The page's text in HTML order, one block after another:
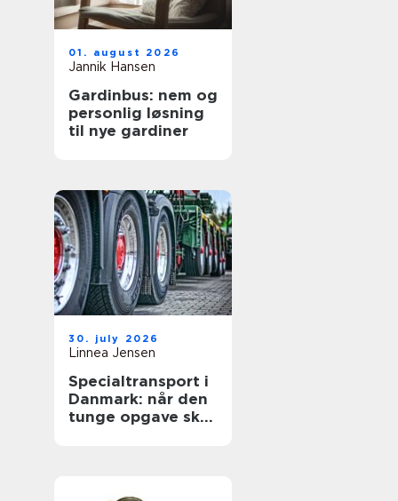
01. august 2026
Jannik Hansen
Gardinbus: nem og
personlig løsning
til nye gardiner
30. july 2026
Linnea Jensen
Specialtransport i
Danmark: når den
tunge opgave skal